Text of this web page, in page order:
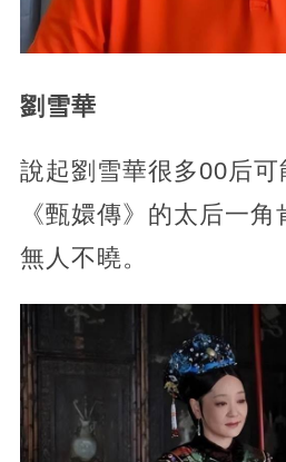
劉雪華
說起劉雪華很多00后
《甄嬛傳》的太后一
無人不曉。